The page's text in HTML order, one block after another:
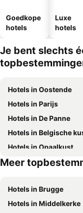
Goedkope
hotels
Luxe
hotels
Je bent slechts
Hotels in Oostende
Hotels in Parijs
Hotels in De Panne
Hotels in Belgische
Hotels in Opaalkust
Hotels in Belgische
Meer
Hotels in Brugge
Hotels in Middelkerke